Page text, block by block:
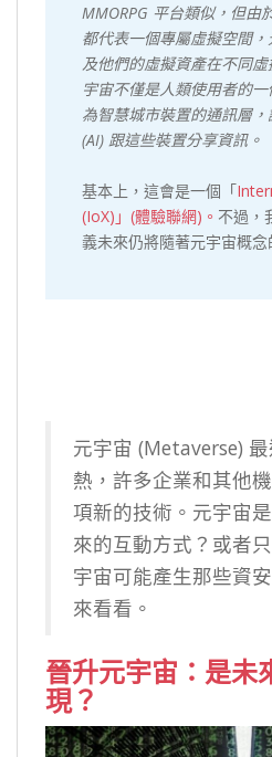
MMORPG 平台類似，但由
都代表一個專屬虛擬空間
及他們的虛擬資產在不同
宇宙不僅是人類使用者的
為智慧城市裝置的通訊層
(AI) 跟這些裝置分享資訊。
基本上，這會是一個「
(IoX)」(體驗聯網)。 不過，
義未來仍將隨著元宇宙概念
元宇宙 (Metaverse)
熱，許多企業和其他
項新的技術。元宇宙
來的互動方式？或者
宇宙可能產生那些資
來看看。
晉升元宇宙：是未
現？